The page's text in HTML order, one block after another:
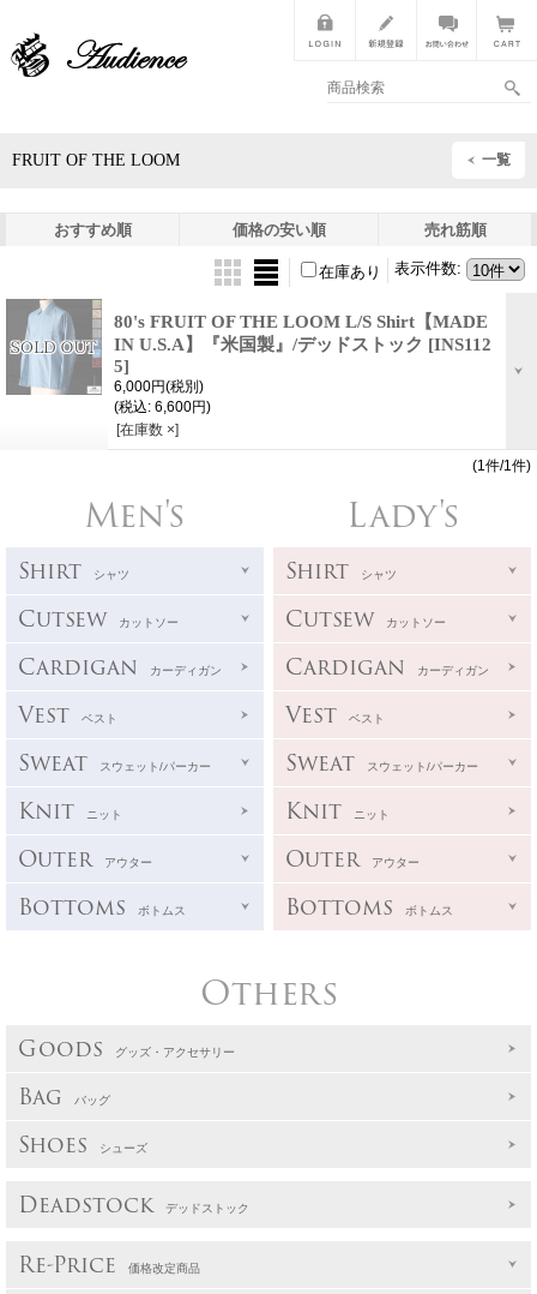
FRUIT OF THE LOOM 一覧
おすすめ順 価格の安い順 売れ筋順
表示件数:
在庫あり
80's FRUIT OF THE LOOM L/S Shirt【MADE
IN U.S.A】『米国製』/デッドストック [INS112
5]
6,000円(税別)
(税込: 6,600円)
[在庫数 ×]
(1件/1件)
Men's
Shirt シャツ
Cutsew カットソー
Cardigan カーディガン
Vest ベスト
Sweat スウェット/パーカー
Knit ニット
Outer アウター
Bottoms ボトムス
Lady's
Shirt シャツ
Cutsew カットソー
Cardigan カーディガン
Vest ベスト
Sweat スウェット/パーカー
Knit ニット
Outer アウター
Bottoms ボトムス
Others
Goods グッズ・アクセサリー
Bag バッグ
Shoes シューズ
Deadstock デッドストック
Re-Price 価格改定商品